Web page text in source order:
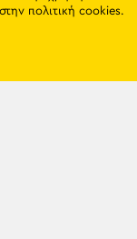
πολιτική cookies.